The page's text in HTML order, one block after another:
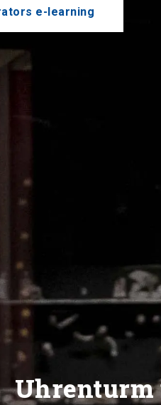
e-learning
Uhrenturm